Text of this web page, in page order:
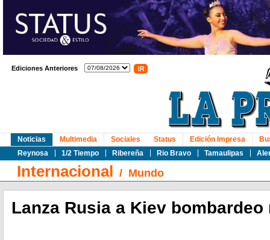
Ediciones Anteriores
Noticias
Reynosa
1/2 Tiempo Ribereña Rio Bravo Tamaulipas
Multimedia Sociales Status Edición Impresa
Internacional / Mundo
Lanza Rusia a Kiev bombardeo